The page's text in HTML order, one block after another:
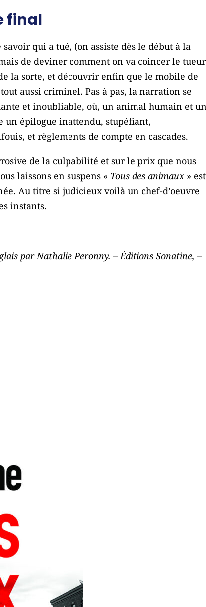
final
qui a tué, (on assiste dès le début à la
de deviner comment on va coincer le tueur
la sorte, et découvrir enfin que le mobile de
aussi criminel. Pas à pas, la narration se
et inoubliable, où, un animal humain et un
un épilogue inattendu, stupéfiant,
et règlements de compte en cascades.
de la culpabilité et sur le prix que nous
laissons en suspens « Tous des animaux » est
Au titre si judicieux voilà un chef-d’oeuvre
instants.
par Nathalie Peronny. – Éditions Sonatine, –